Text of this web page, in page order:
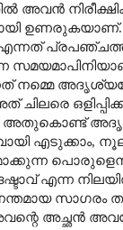
അവൻ
നമ്മെ
ചിലരെ
അതുകൊണ്ട്
എടുക്കാം,
എന്ന
അവന്റെ